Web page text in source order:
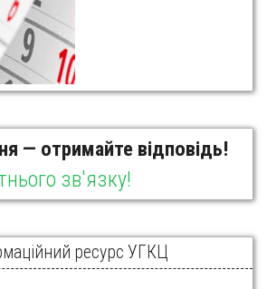
— отримайте відповідь!
зв'язку!
ресурс УГКЦ